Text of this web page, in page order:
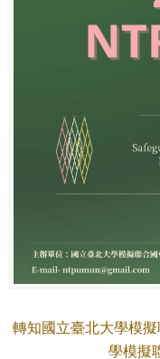
轉知國立臺北大學模
學模擬